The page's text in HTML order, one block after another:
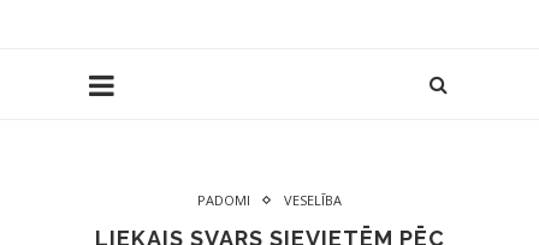
PADOMI VESELĪBA
LIEKAIS SVARS SIEVIETĒM PĒC